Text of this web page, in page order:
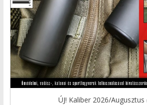
ÚJ! Kaliber 2026/Augusztus